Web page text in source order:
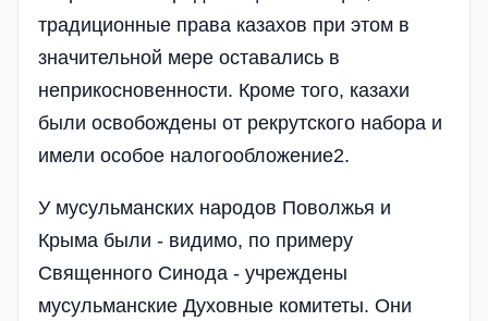
традиционные права казахов при этом в
значительной мере оставались в
неприкосновенности. Кроме того, казахи
были освобождены от рекрутского набора и
имели особое налогообложение2.
У мусульманских народов Поволжья и
Крыма были - видимо, по примеру
Священного Синода - учреждены
мусульманские Духовные комитеты. Они